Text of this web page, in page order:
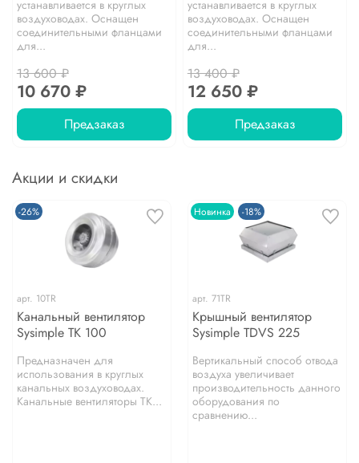
устанавливается в круглых
воздуховодах. Оснащен
соединительными фланцами
для...
13 600 ₽
10 670 ₽
Предзаказ
устанавливается в круглых
воздуховодах. Оснащен
соединительными фланцами
для...
13 400 ₽
12 650 ₽
Предзаказ
Акции и скидки
-26%
арт. 10TR
Канальный вентилятор
Sysimple TK 100
Предназначен для
использования в круглых
канальных воздуховодах.
Канальные вентиляторы TK...
Новинка -18%
арт. 71TR
Крышный вентилятор
Sysimple TDVS 225
Вертикальный способ отвода
воздуха увеличивает
производительность данного
оборудования по
сравнению...